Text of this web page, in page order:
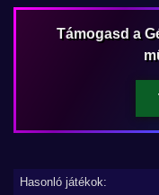
Támogasd a
Hasonló játékok: